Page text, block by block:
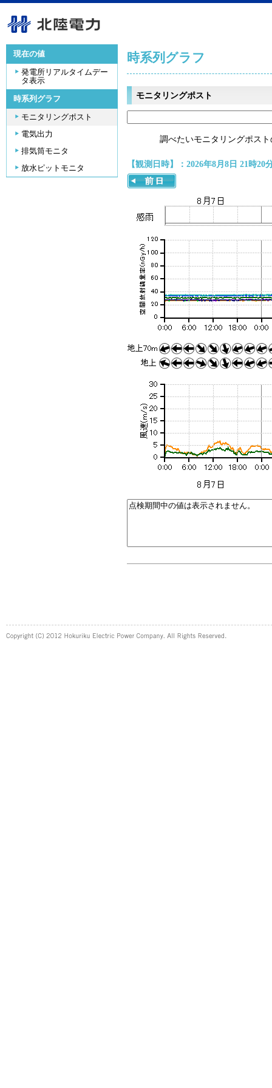
現在の値
発電所リアルタイムデー
タ表示
時系列グラフ
モニタリングポスト
電気出力
排気筒モニタ
放水ピットモニタ
時系列グラフ
モニタリングポスト
調べたいモニタリングポス
【観測日時】：2026年8月8日 21時20